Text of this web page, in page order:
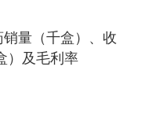
量（千盒）、收
）及毛利率